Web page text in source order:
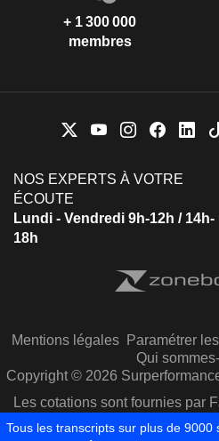
+ 1 300 000
membres
NOS EXPERTS À VOTRE
ÉCOUTE
Lundi - Vendredi 9h-12h / 14h-
18h
Mentions légales Paramétrer
Qui
Copyright © 2026
Les cotations sont fournies par
Capital
Tous les transcripts sur plus de 9000